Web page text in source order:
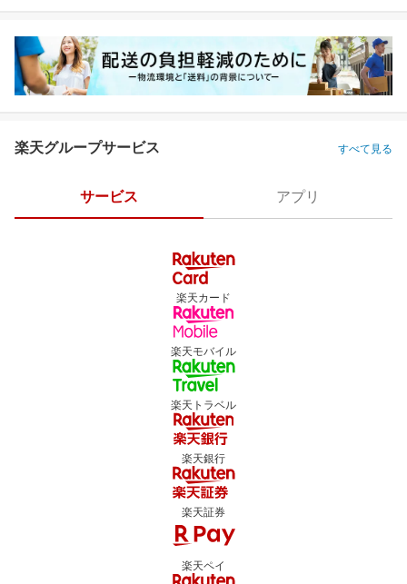
楽天グループサービス すべて見る
サービス アプリ
楽天カード
楽天モバイル
楽天トラベル
楽天銀行
楽天証券
楽天ペイ